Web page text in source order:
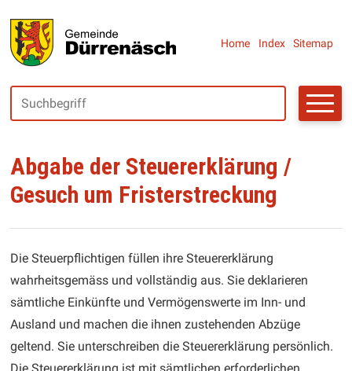
Navigieren in Dürrenäsch
Home Index Sitemap
Suchbegriff
Suche
Abgabe der Steuererklärung /
Gesuch um Fristerstreckung
Die Steuerpflichtigen füllen ihre Steuererklärung
wahrheitsgemäss und vollständig aus. Sie deklarieren
sämtliche Einkünfte und Vermögenswerte im Inn- und
Ausland und machen die ihnen zustehenden Abzüge
geltend. Sie unterschreiben die Steuererklärung persönlich.